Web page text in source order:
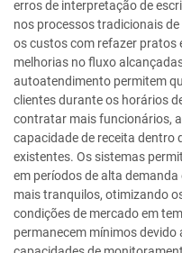
erros de interpretação de
nos processos tradicionais
os custos com refazer pratos
melhorias no fluxo
autoatendimento permitem
clientes durante os horários
contratar mais funcionários,
capacidade de receita dentro
existentes. Os sistemas
em períodos de alta
mais tranquilos, otimizando
condições de mercado em
permanecem mínimos